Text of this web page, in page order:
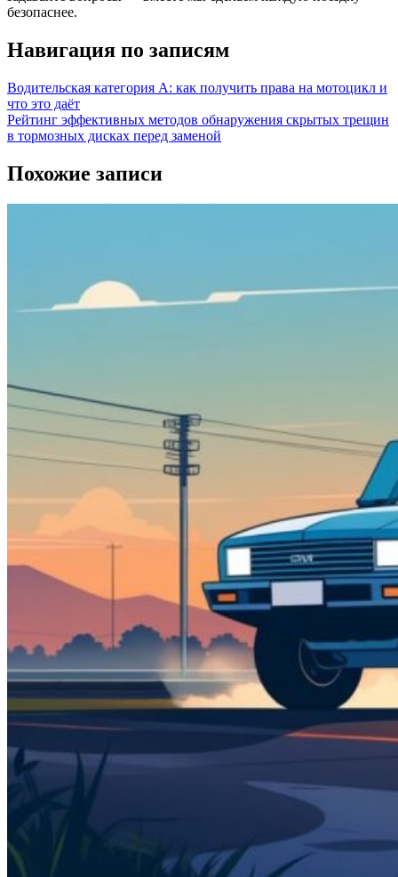
безопаснее.
Навигация по записям
Водительская категория А: как получить права на мотоцикл и
что это даёт
Рейтинг эффективных методов обнаружения скрытых трещин
в тормозных дисках перед заменой
Похожие записи